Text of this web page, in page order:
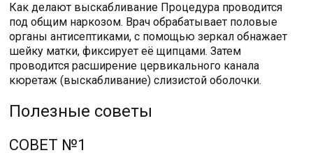
Как делают выскабливание Процедура проводится
под общим наркозом. Врач обрабатывает половые
органы антисептиками, с помощью зеркал обнажает
шейку матки, фиксирует её щипцами. Затем
проводится расширение цервикального канала
кюретаж (выскабливание) слизистой оболочки.
Полезные советы
СОВЕТ №1